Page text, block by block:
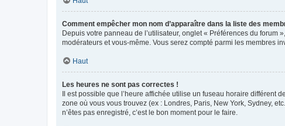
Comment empêcher mon nom d’apparaître dans la liste des
Depuis votre panneau de l’utilisateur, onglet « Préférences du forum
modérateurs et vous-même. Vous serez compté parmi les membres
Haut
Les heures ne sont pas correctes !
Il est possible que l’heure affichée utilise un fuseau horaire différent
zone où vous vous trouvez (ex : Londres, Paris, New York, Sydney,
n’êtes pas enregistré, c’est le bon moment pour le faire.